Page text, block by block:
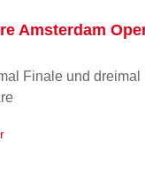
Amsterdam
Finale und